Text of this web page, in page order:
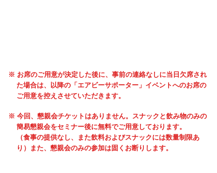
※ お席のご用意が決定した後に、事前の連絡なしに当日欠席され
た場合は、以降の「エアビーサポーター」イベントへのお席の
ご用意を控えさせていただきます。
※ 今回、懇親会チケットはありません。スナックと飲み物のみの
簡易懇親会をセミナー後に無料でご用意しております。
（食事の提供なし、また飲料およびスナックには数量制限あ
り）また、懇親会のみの参加は固くお断りします。